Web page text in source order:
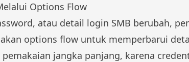
Options Flow
atau detail login SMB berubah,
options flow untuk memperbarui
jangka panjang, karena